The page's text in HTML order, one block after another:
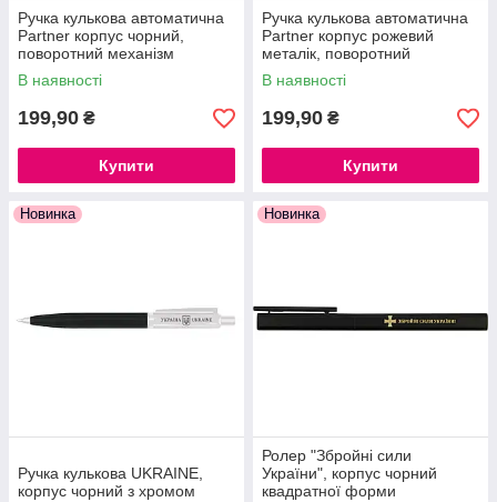
Ручка кулькова автоматична
Partner корпус чорний,
поворотний механізм
В наявності
199,90 ₴
Купити
Ручка кулькова автоматична
Partner корпус рожевий
металік, поворотний
механізм
В наявності
199,90 ₴
Купити
Новинка
Ручка кулькова UKRAINE,
корпус чорний з хромом
Новинка
Ролер "Збройні сили
України", корпус чорний
квадратної форми